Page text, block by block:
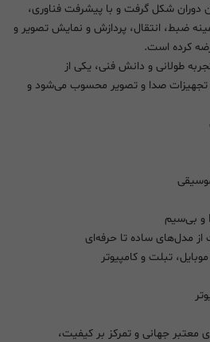
شکل گرفت و با پیشرفت فناوری،
ضبط، انتقال، پردازش و نمایش تصویر و
کرده است.
طولانی و دانش فنی، یکی از
صدا و تصویر محسوب می‌شود و
از مدل‌های ساده تا حرفه‌ای
تبلت و کامپیوتر
معتبر جهانی و تمرکز بر کیفیت،